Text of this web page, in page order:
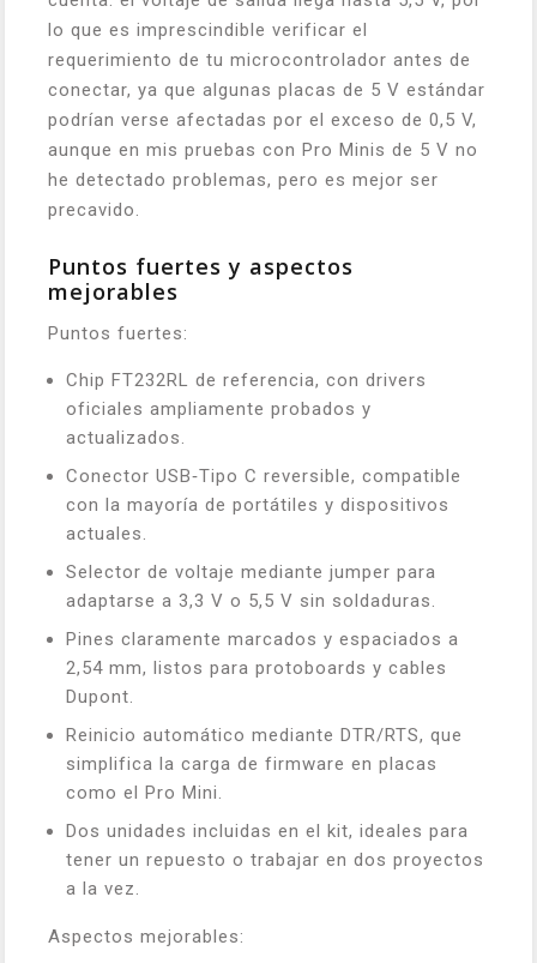
lo que es imprescindible verificar el
requerimiento de tu microcontrolador antes de
conectar, ya que algunas placas de 5 V estándar
podrían verse afectadas por el exceso de 0,5 V,
aunque en mis pruebas con Pro Minis de 5 V no
he detectado problemas, pero es mejor ser
precavido.
Puntos fuertes y aspectos
mejorables
Puntos fuertes:
Chip FT232RL de referencia, con drivers
oficiales ampliamente probados y
actualizados.
Conector USB‑Tipo C reversible, compatible
con la mayoría de portátiles y dispositivos
actuales.
Selector de voltaje mediante jumper para
adaptarse a 3,3 V o 5,5 V sin soldaduras.
Pines claramente marcados y espaciados a
2,54 mm, listos para protoboards y cables
Dupont.
Reinicio automático mediante DTR/RTS, que
simplifica la carga de firmware en placas
como el Pro Mini.
Dos unidades incluidas en el kit, ideales para
tener un repuesto o trabajar en dos proyectos
a la vez.
Aspectos mejorables: